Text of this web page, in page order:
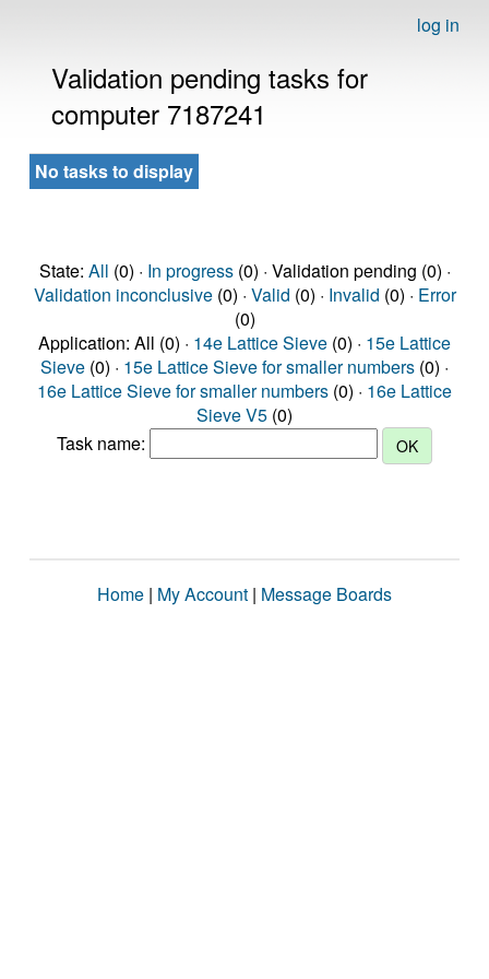
log in
Validation pending tasks for
computer 7187241
No tasks to display
State: All (0) · In progress(0) · Validation pending (0) ·
Validation inconclusive(0) · Valid (0) · Invalid (0) · Error
(0)
Application: All (0) · 14e Lattice Sieve (0) · 15e Lattice
Sieve (0) · 15e Lattice Sieve for smaller numbers (0) ·
16e Lattice Sieve for smaller numbers (0) · 16e Lattice
Sieve V5 (0)
Task name:
Home | My Account | Message Boards